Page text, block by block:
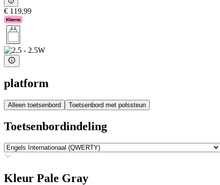
€ 119,99
platform
Alleen toetsenbord Toetsenbord met polssteun
Toetsenbordindeling
Kleur Pale Gray